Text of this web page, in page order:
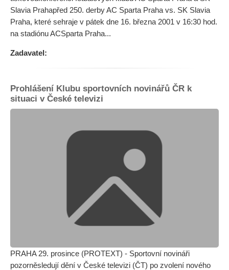
Slavia Prahapřed 250. derby AC Sparta Praha vs. SK Slavia
Praha, které sehraje v pátek dne 16. března 2001 v 16:30 hod.
na stadiónu ACSparta Praha...
Zadavatel:
Prohlášení Klubu sportovních novinářů ČR k
situaci v České televizi
PRAHA 29. prosince (PROTEXT) - Sportovní novináři
pozorněsledují dění v České televizi (ČT) po zvolení nového